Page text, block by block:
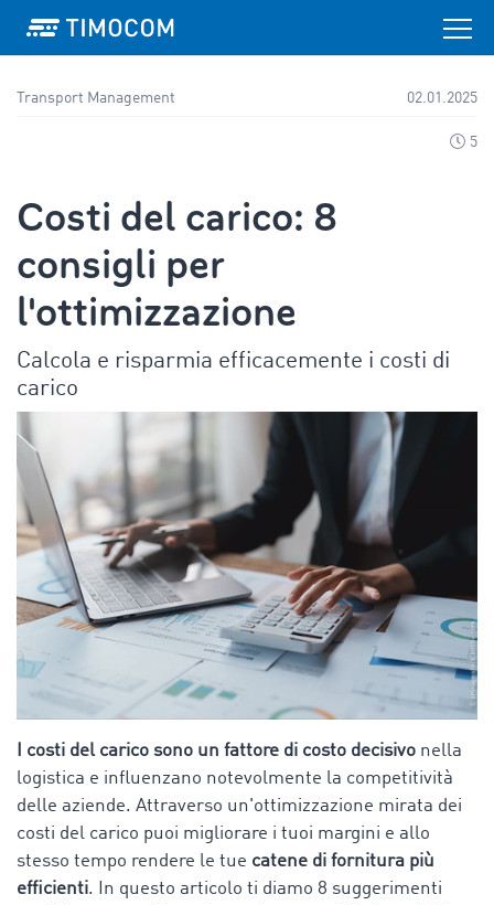
Transport Management 02.01.2025
5
Costi del carico: 8
consigli per
l'ottimizzazione
Calcola e risparmia efficacemente i costi di
carico
I costi del carico sono un fattore di costo decisivo nella
logistica e influenzano notevolmente la competitività
delle aziende. Attraverso un'ottimizzazione mirata dei
costi del carico puoi migliorare i tuoi margini e allo
stesso tempo rendere le tue catene di fornitura più
efficienti. In questo articolo ti diamo 8 suggerimenti